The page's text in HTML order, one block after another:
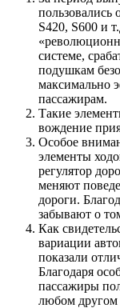
пользовались
S420, S600 и
системе,
подушкам
максимально
пассажирам.
Такие
вождение
Особое
элементы
регулятор
меняют
дороги.
забывают о
Как
вариации
показали
Благодаря
пассажиры
любом другом